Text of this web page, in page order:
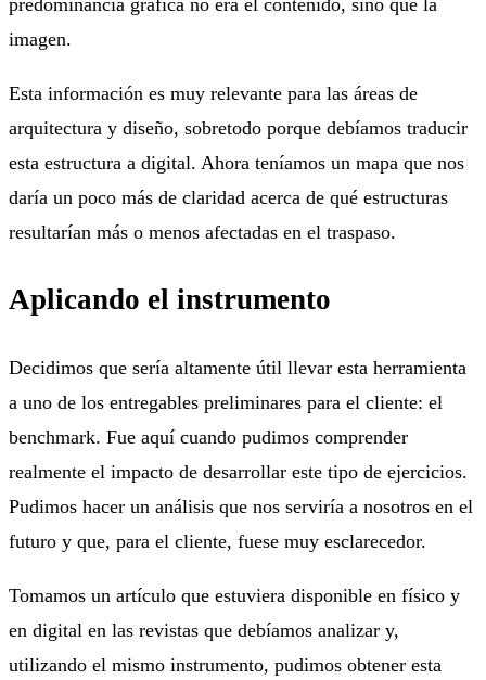
imagen.
Esta información es muy relevante para las áreas de
arquitectura y diseño, sobretodo porque debíamos traducir
esta estructura a digital. Ahora teníamos un mapa que nos
daría un poco más de claridad acerca de qué estructuras
resultarían más o menos afectadas en el traspaso.
Aplicando el instrumento
Decidimos que sería altamente útil llevar esta herramienta
a uno de los entregables preliminares para el cliente: el
benchmark. Fue aquí cuando pudimos comprender
realmente el impacto de desarrollar este tipo de ejercicios.
Pudimos hacer un análisis que nos serviría a nosotros en el
futuro y que, para el cliente, fuese muy esclarecedor.
Tomamos un artículo que estuviera disponible en físico y
en digital en las revistas que debíamos analizar y,
utilizando el mismo instrumento, pudimos obtener esta